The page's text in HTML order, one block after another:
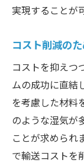
実現することが
コスト削減の
コストを抑えつ
ムの成功に直結
を考慮した材料
のような湿気が
ことが求められ
で輸送コストを